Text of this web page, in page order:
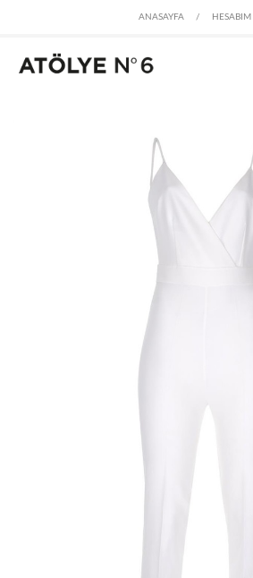
ANASAYFA / HESABIM